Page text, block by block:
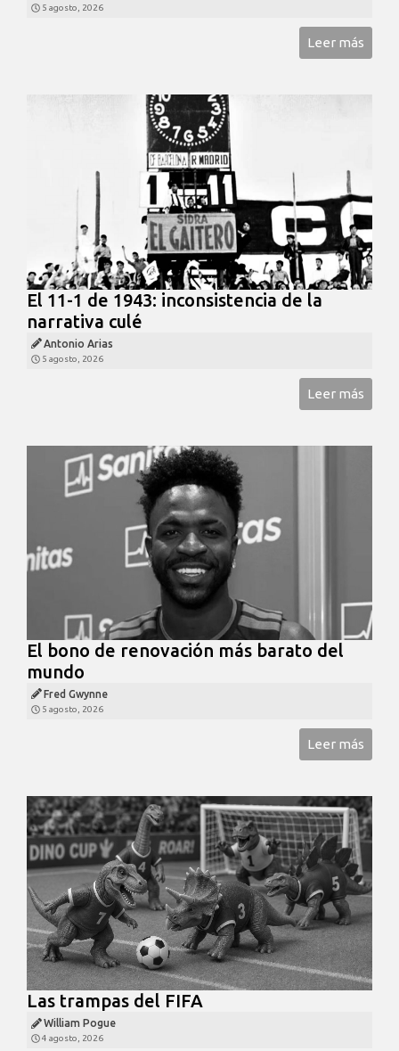
5 agosto, 2026
Leer más
El 11-1 de 1943: inconsistencia de la
narrativa culé
Antonio Arias
5 agosto, 2026
Leer más
El bono de renovación más barato del
mundo
Fred Gwynne
5 agosto, 2026
Leer más
Las trampas del FIFA
William Pogue
4 agosto, 2026